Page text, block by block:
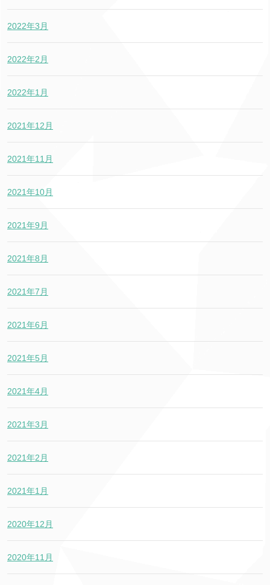
2022年3月
2022年2月
2022年1月
2021年12月
2021年11月
2021年10月
2021年9月
2021年8月
2021年7月
2021年6月
2021年5月
2021年4月
2021年3月
2021年2月
2021年1月
2020年12月
2020年11月